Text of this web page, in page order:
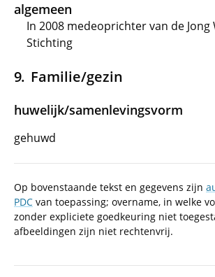
algemeen
In 2008 medeoprichter van de Jong
Stichting
Familie/gezin
huwelijk/samenlevingsvorm
gehuwd
Op bovenstaande tekst en gegevens zijn
PDC van toepassing; overname, in welke
zonder expliciete goedkeuring niet
afbeeldingen zijn niet rechtenvrij.